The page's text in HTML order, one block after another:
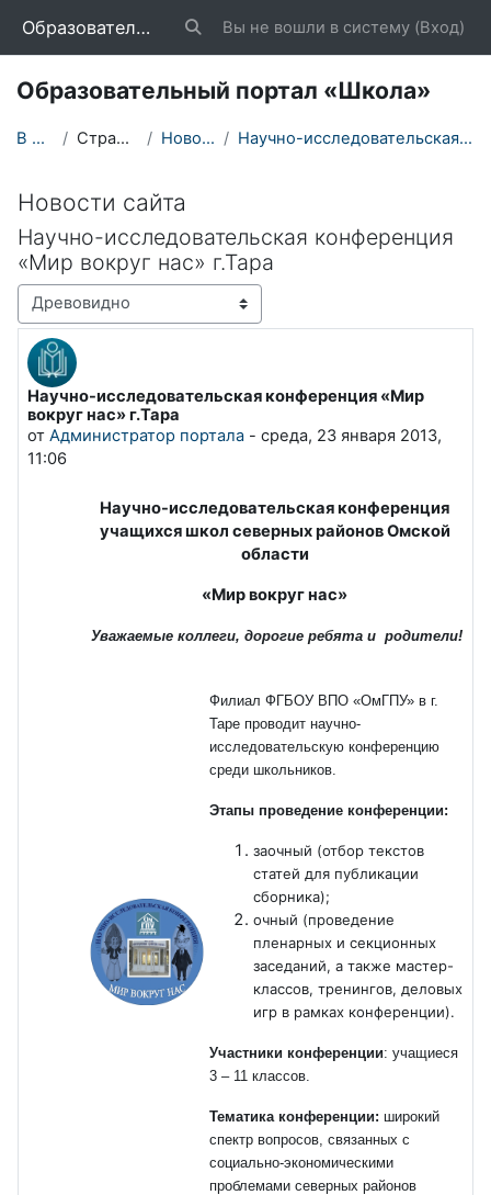
Образовательный портал «Школа» Изменить данные поисковой строки
Вы не вошли в систему (Вход)
Образовательный портал «Школа»
В начало Страницы сайта Новости сайта Научно-исследовательская конференция «Мир вокруг н...
Новости сайта
Научно-исследовательская конференция
«Мир вокруг нас» г.Тара
Режим отображения
Научно-исследовательская конференция «Мир
вокруг нас» г.Тара
от Администратор портала - среда, 23 января 2013,
11:06
Количество ответов: 0
Научно-исследовательская конференция
учащихся школ северных районов Омской
области
«Мир вокруг нас»
Уважаемые коллеги, дорогие ребята и родители!
Филиал ФГБОУ ВПО «ОмГПУ» в г.
Таре проводит научно-
исследовательскую конференцию
среди школьников.
Этапы проведение конференции:
заочный (отбор текстов
статей для публикации
сборника);
очный (проведение
пленарных и секционных
заседаний, а также мастер-
классов, тренингов, деловых
игр в рамках конференции).
Участники конференции: учащиеся
3 – 11 классов.
Тематика конференции: широкий
спектр вопросов, связанных с
социально-экономическими
проблемами северных районов